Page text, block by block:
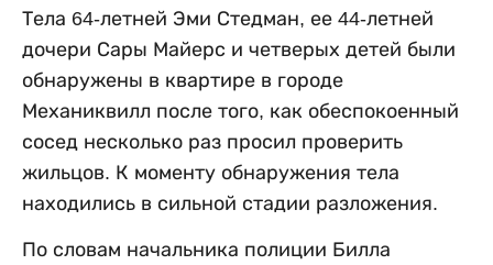
Тела 64-летней Эми Стедман, ее 44-летней
дочери Сары Майерс и четверых детей были
обнаружены в квартире в городе
Механиквилл после того, как обеспокоенный
сосед несколько раз просил проверить
жильцов. К моменту обнаружения тела
находились в сильной стадии разложения.
По словам начальника полиции Билла